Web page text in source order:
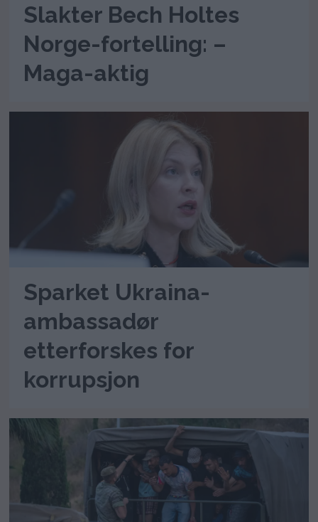
Slakter Bech Holtes
Norge-fortelling: –
Maga-aktig
Sparket Ukraina-
ambassadør
etterforskes for
korrupsjon